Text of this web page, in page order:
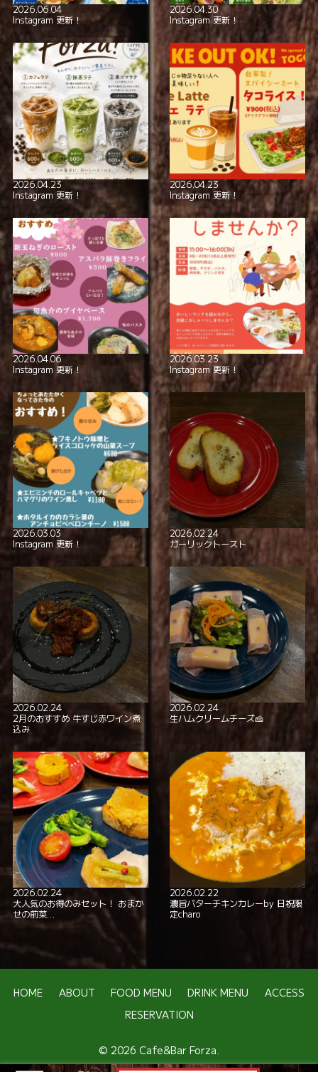
smoking_rooms全席喫煙可
極上の美酒と
本格イタリアン！
2026.06.04
Instagram 更新！
2026.04.30
Instagram 更新！
2026.04.23
Instagram 更新！
2026.04.23
Instagram 更新！
2026.04.06
Instagram 更新！
2026.03.23
Instagram 更新！
2026.03.03
Instagram 更新！
2026.02.24
ガーリックトースト
2026.02.24
2月のおすすめ 牛すじ赤ワイン煮
込み
2026.02.24
生ハムクリームチーズ🧀
2026.02.24
大人気のお得のみセット！ おまか
せの前菜…
2026.02.22
濃旨バターチキンカレーby 日祝限
定charo
HOME ABOUT FOOD MENU DRINK MENU
ACCESS
RESERVATION
© 2026 Cafe&Bar Forza.